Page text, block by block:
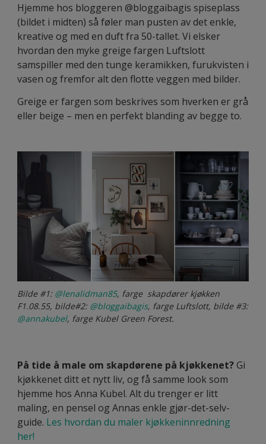
Hjemme hos bloggeren @bloggaibagis spiseplass
(bildet i midten) så føler man pusten av det enkle,
kreative og med en duft fra 50-tallet. Vi elsker
hvordan den myke greige fargen Luftslott
samspiller med den tunge keramikken, furukvisten i
vasen og fremfor alt den flotte veggen med bilder.
Greige er fargen som beskrives som hverken er grå
eller beige – men en perfekt blanding av begge to.
Bilde #1: @lenalidman85, farge skapdører kjøkken
F1.08.55, bilde#2: @bloggaibagis, farge Luftslott, bilde #3:
@annakubel, farge Kubel Green Forest.
På tide å male om skapdørene på kjøkkenet? Gi
kjøkkenet ditt et nytt liv, og få samme look som
hjemme hos Anna Kubel. Alt du trenger er litt
maling, en pensel og Annas enkle gjør-det-selv-
guide. Les hvordan du maler kjøkkeninnredning
her!